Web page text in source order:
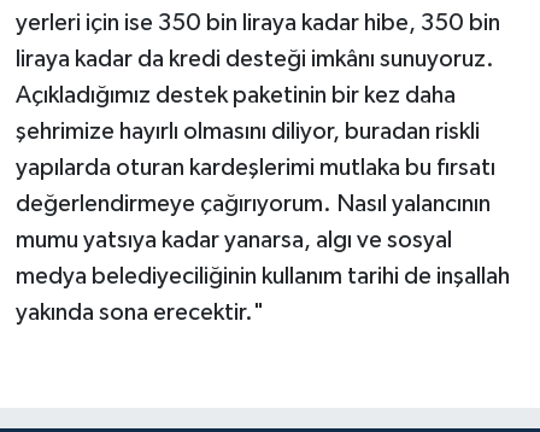
yerleri için ise 350 bin liraya kadar hibe, 350 bin
liraya kadar da kredi desteği imkânı sunuyoruz.
Açıkladığımız destek paketinin bir kez daha
şehrimize hayırlı olmasını diliyor, buradan riskli
yapılarda oturan kardeşlerimi mutlaka bu fırsatı
değerlendirmeye çağırıyorum. Nasıl yalancının
mumu yatsıya kadar yanarsa, algı ve sosyal
medya belediyeciliğinin kullanım tarihi de inşallah
yakında sona erecektir."